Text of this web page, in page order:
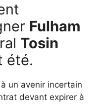
Fulham
Tosin
été.
un avenir incertain
devant expirer à